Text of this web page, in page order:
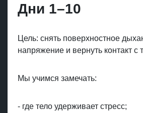
Дни 1–10
Цель: снять поверхностное
напряжение и вернуть контакт с
Мы учимся замечать:
- где тело удерживает стресс;